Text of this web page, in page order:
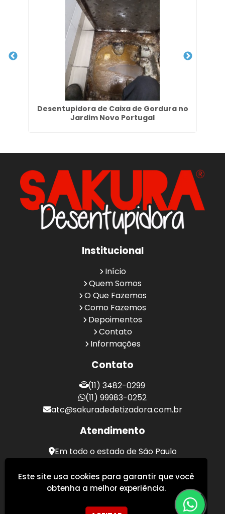
Desentupidora de Caixa de Gordura no
Jardim Novo Portugal
Institucional
Início
Quem Somos
O Que Fazemos
Como Fazemos
Depoimentos
Contato
Informações
Contato
(11) 3482-0299
(11) 99983-0252
atc@sakuradedetizadora.com.br
Atendimento
Em todo o estado de São Paulo
Este site usa cookies para garantir que você
obtenha a melhor experiência.